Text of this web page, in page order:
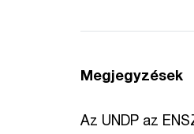
Megjegyzések
Az UNDP az